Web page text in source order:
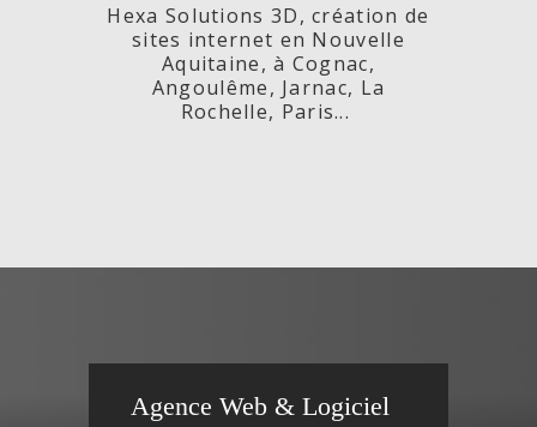
Hexa Solutions 3D, création de
sites internet en Nouvelle
Aquitaine, à Cognac,
Angoulême, Jarnac, La
Rochelle, Paris...
Agence Web & Logiciel